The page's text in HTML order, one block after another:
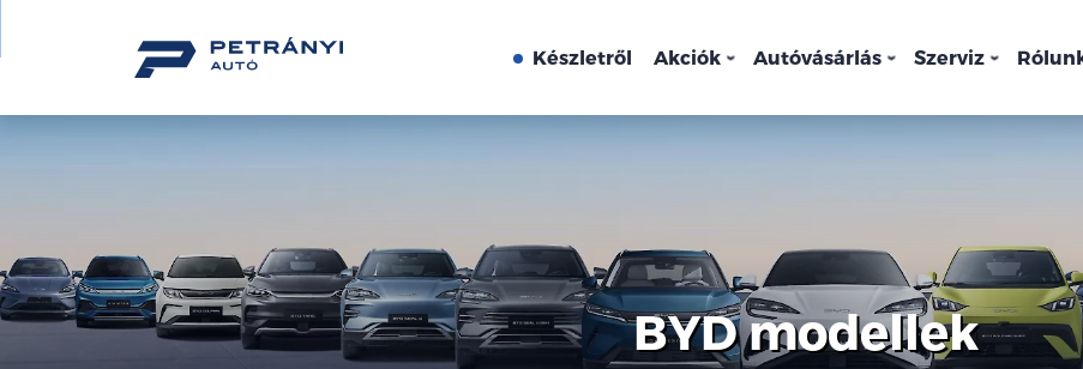
Készletről Akciók Autóvásárlás Szerviz
BYD modellek